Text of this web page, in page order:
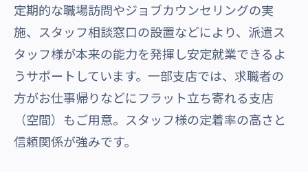
定期的な職場訪問やジョブカウンセリングの実
施、スタッフ相談窓口の設置などにより、派遣ス
タッフ様が本来の能力を発揮し安定就業できるよ
うサポートしています。一部支店では、求職者の
方がお仕事帰りなどにフラット立ち寄れる支店
（空間）もご用意。スタッフ様の定着率の高さと
信頼関係が強みです。